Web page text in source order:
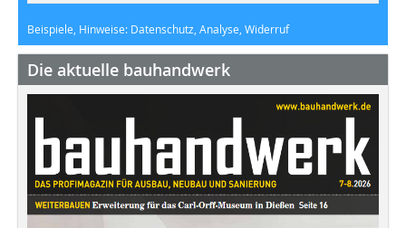
Beispiele, Hinweise: Datenschutz, Analyse, Widerruf
Die aktuelle bauhandwerk